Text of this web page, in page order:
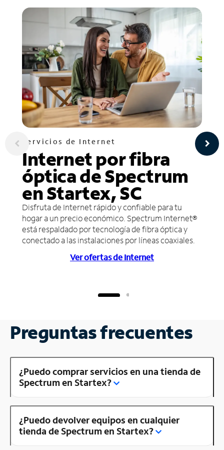
Servicios de Internet
Internet por fibra
óptica de Spectrum
en Startex, SC
Disfruta de Internet rápido y confiable para tu
hogar a un precio económico. Spectrum Internet®
está respaldado por tecnología de fibra óptica y
conectado a las instalaciones por líneas coaxiales.
Ver ofertas de Internet
Preguntas frecuentes
¿Puedo comprar servicios en una tienda de
Spectrum en Startex?
¿Puedo devolver equipos en cualquier
tienda de Spectrum en Startex?